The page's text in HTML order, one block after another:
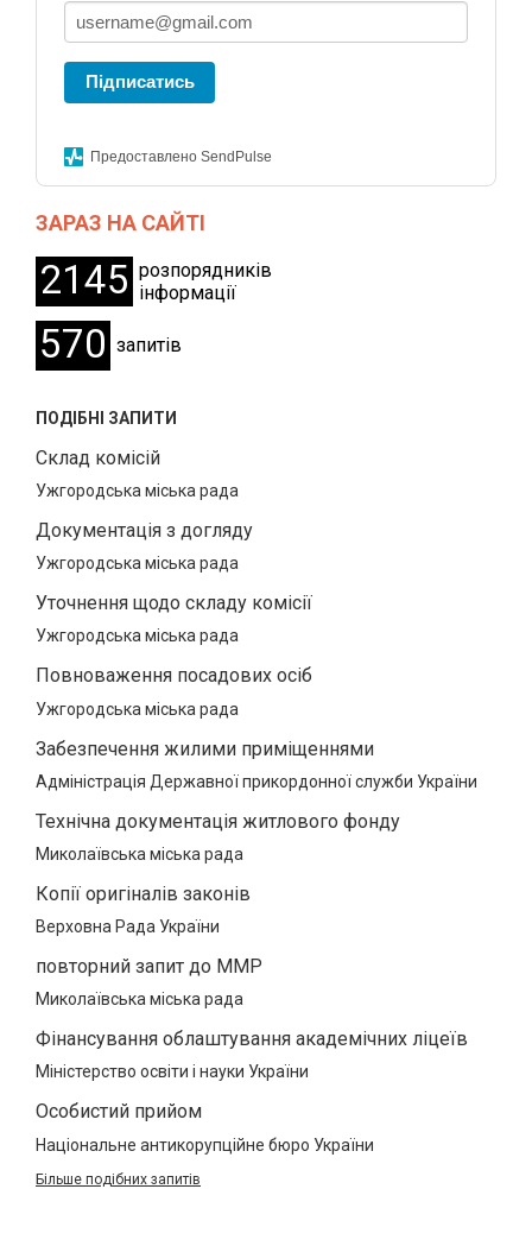
Підписатись
Предоставлено SendPulse
ЗАРАЗ НА САЙТІ
2145 розпорядників
інформації
570 запитів
ПОДІБНІ ЗАПИТИ
Склад комісій
Ужгородська міська рада
Документація з догляду
Ужгородська міська рада
Уточнення щодо складу комісії
Ужгородська міська рада
Повноваження посадових осіб
Ужгородська міська рада
Забезпечення жилими приміщеннями
Адміністрація Державної прикордонної служби України
Технічна документація житлового фонду
Миколаївська міська рада
Копії оригіналів законів
Верховна Рада України
повторний запит до ММР
Миколаївська міська рада
Фінансування облаштування академічних ліцеїв
Міністерство освіти і науки України
Особистий прийом
Національне антикорупційне бюро України
Більше подібних запитів